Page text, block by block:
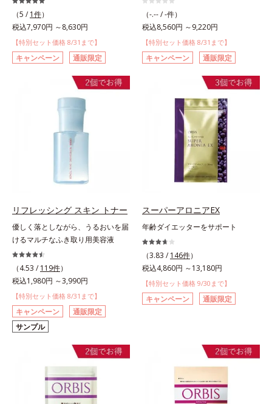
（5 / 1件）
税込7,970円 ～8,630円
【特別セット価格 8/31まで】
キャンペーン 通販限定
（-.-- / -件）
税込8,560円 ～9,220円
【特別セット価格 8/31まで】
キャンペーン 通販限定
リフレッシング スキン トナー
優しく落としながら、うるおいを届
けるマルチなふき取り用美容液
（4.53 / 119件）
税込1,980円 ～3,990円
【特別セット価格 8/31まで】
キャンペーン
通販限定
サンプル
スーパーアロニアEX
年齢ダイエッターをサポート
（3.83 / 146件）
税込4,860円 ～13,180円
【特別セット価格 9/30まで】
キャンペーン 通販限定